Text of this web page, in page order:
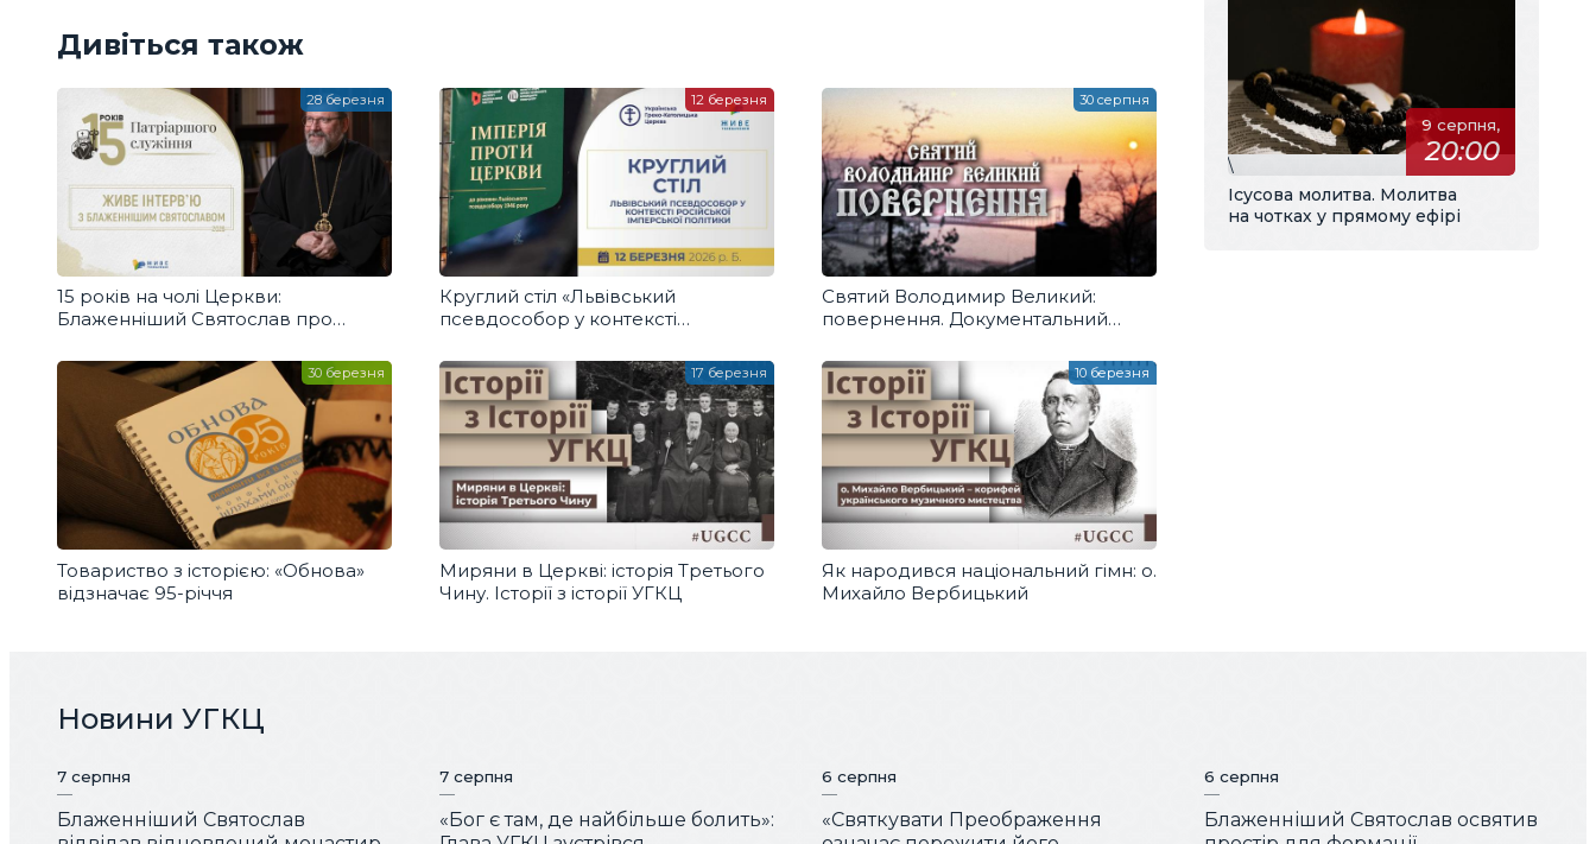
Дивіться також
15 років на чолі Церкви:
Блаженніший Святослав про
випробування
28 березня
Круглий стіл «Львівський
псевдособор у контексті
12 березня
Святий Володимир Великий:
повернення. Документальний
Володимира Великого
30 серпня
Товариство з історією: «Обнова»
відзначає 95-річчя
30 березня
Миряни в Церкві: історія Третього
Чину. Історії з історії УГКЦ
17 березня
Як народився національний гімн: о.
Михайло Вербицький
10 березня
9 серпня,
20:00
\
Ісусова молитва. Молитва
на чотках у прямому ефірі
Новини УГКЦ
7 серпня
Блаженніший Святослав
7 серпня
«Бог є там, де найбільше болить»:
6 серпня
«Святкувати Преображення
6 серпня
Блаженніший Святослав освятив